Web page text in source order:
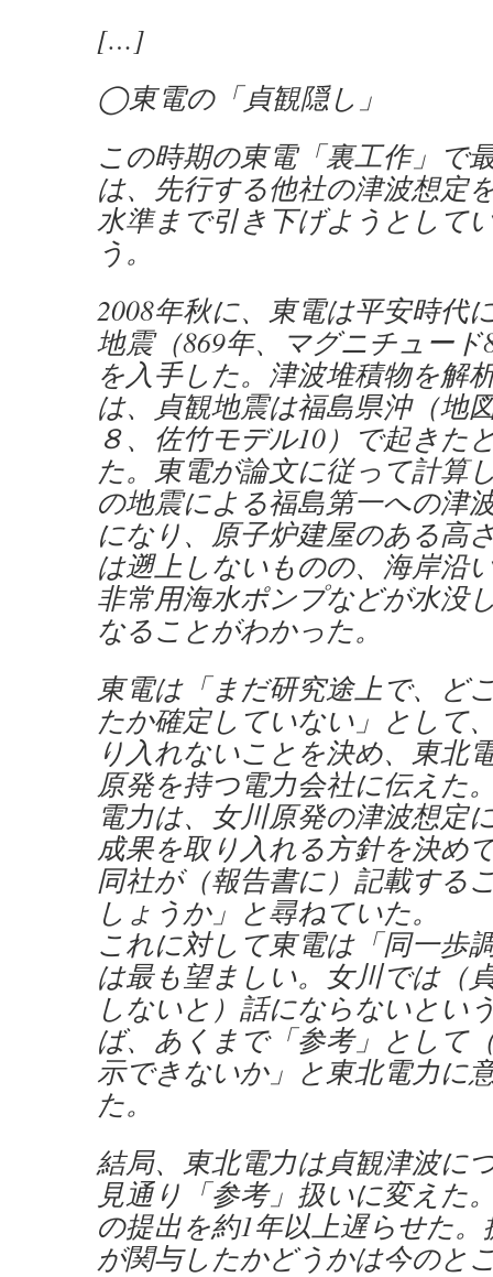
[…]
◯東電の「貞観隠し」
この時期の東電「裏工作」で
は、先行する他社の津波想定
水準まで引き下げようとして
う。
2008年秋に、東電は平安時代
地震（869年、マグニチュー
を入手した。津波堆積物を解
は、貞観地震は福島県沖（地
８、佐竹モデル10）で起きた
た。東電が論文に従って計算
の地震による福島第一への津
になり、原子炉建屋のある高
は遡上しないものの、海岸沿
非常用海水ポンプなどが水没
なることがわかった。
東電は「まだ研究途上で、ど
たか確定していない」として
り入れないことを決め、東北
原発を持つ電力会社に伝えた
電力は、女川原発の津波想定
成果を取り入れる方針を決め
同社が（報告書に）記載する
しょうか」と尋ねていた。
これに対して東電は「同一歩
は最も望ましい。女川では（
しないと）話にならないとい
ば、あくまで「参考」として
示できないか」と東北電力に
た。
結局、東北電力は貞観津波に
見通り「参考」扱いに変えた
の提出を約1年以上遅らせた
が関与したかどうかは今のと